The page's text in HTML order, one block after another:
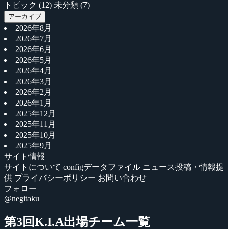
トピック (12) 未分類 (7)
アーカイブ
2026年8月
2026年7月
2026年6月
2026年5月
2026年4月
2026年3月
2026年2月
2026年1月
2025年12月
2025年11月
2025年10月
2025年9月
サイト情報
サイトについて configデータファイル ニュース投稿・情報提
供 プライバシーポリシー お問い合わせ
フォロー
@negitaku
第3回K.I.A出場チーム一覧